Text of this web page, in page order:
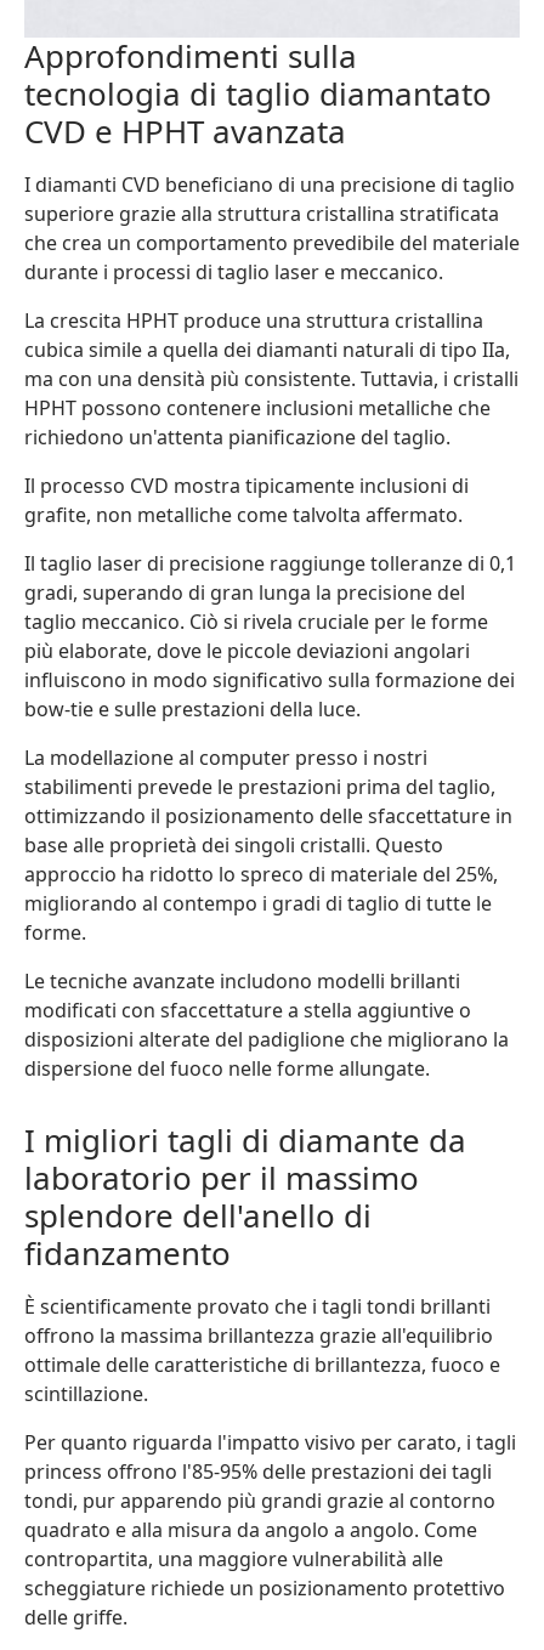
Approfondimenti sulla
tecnologia di taglio diamantato
CVD e HPHT avanzata
I diamanti CVD beneficiano di una precisione di taglio
superiore grazie alla struttura cristallina stratificata
che crea un comportamento prevedibile del materiale
durante i processi di taglio laser e meccanico.
La crescita HPHT produce una struttura cristallina
cubica simile a quella dei diamanti naturali di tipo IIa,
ma con una densità più consistente. Tuttavia, i cristalli
HPHT possono contenere inclusioni metalliche che
richiedono un'attenta pianificazione del taglio.
Il processo CVD mostra tipicamente inclusioni di
grafite, non metalliche come talvolta affermato.
Il taglio laser di precisione raggiunge tolleranze di 0,1
gradi, superando di gran lunga la precisione del
taglio meccanico. Ciò si rivela cruciale per le forme
più elaborate, dove le piccole deviazioni angolari
influiscono in modo significativo sulla formazione dei
bow-tie e sulle prestazioni della luce.
La modellazione al computer presso i nostri
stabilimenti prevede le prestazioni prima del taglio,
ottimizzando il posizionamento delle sfaccettature in
base alle proprietà dei singoli cristalli. Questo
approccio ha ridotto lo spreco di materiale del 25%,
migliorando al contempo i gradi di taglio di tutte le
forme.
Le tecniche avanzate includono modelli brillanti
modificati con sfaccettature a stella aggiuntive o
disposizioni alterate del padiglione che migliorano la
dispersione del fuoco nelle forme allungate.
I migliori tagli di diamante da
laboratorio per il massimo
splendore dell'anello di
fidanzamento
È scientificamente provato che i tagli tondi brillanti
offrono la massima brillantezza grazie all'equilibrio
ottimale delle caratteristiche di brillantezza, fuoco e
scintillazione.
Per quanto riguarda l'impatto visivo per carato, i tagli
princess offrono l'85-95% delle prestazioni dei tagli
tondi, pur apparendo più grandi grazie al contorno
quadrato e alla misura da angolo a angolo. Come
contropartita, una maggiore vulnerabilità alle
scheggiature richiede un posizionamento protettivo
delle griffe.